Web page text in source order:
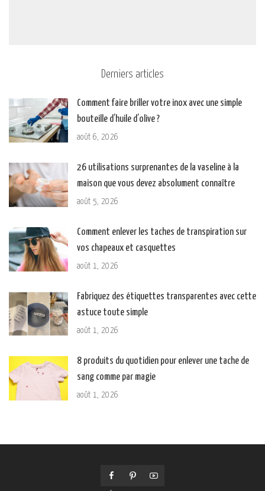
Derniers articles
Comment faire briller votre inox avec une simple
bouteille d’huile d’olive ?
août 6, 2026
26 utilisations surprenantes de la vaseline à la
maison que vous devez absolument connaître
août 5, 2026
Comment enlever les taches de transpiration sur
vos chapeaux et casquettes
août 1, 2026
Fabriquez des étiquettes transparentes avec cette
astuce toute simple
août 1, 2026
8 produits du quotidien pour enlever une tache de
sang comme par magie
août 1, 2026